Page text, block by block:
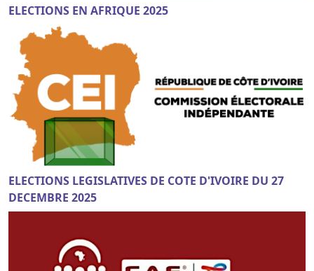
ELECTIONS EN AFRIQUE 2025
ELECTIONS LEGISLATIVES DE COTE D'IVOIRE DU 27
DECEMBRE 2025